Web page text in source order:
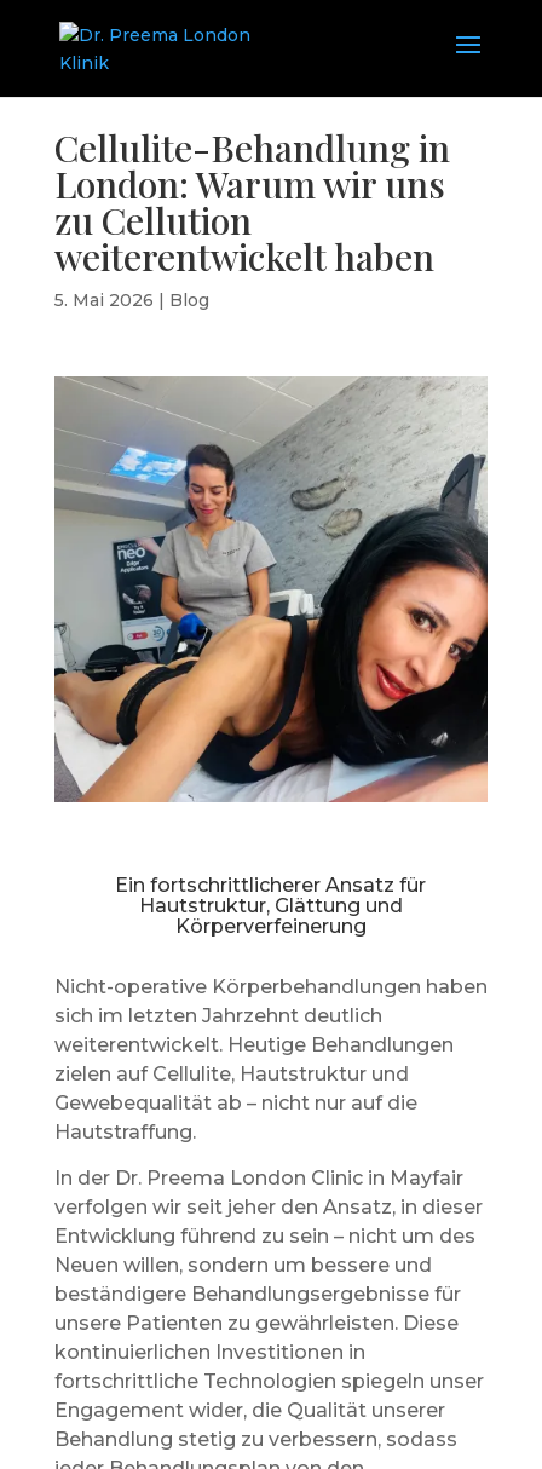
Cellulite-Behandlung in
London: Warum wir uns
zu Cellution
weiterentwickelt haben
5. Mai 2026 | Blog
Ein fortschrittlicherer Ansatz für
Hautstruktur, Glättung und
Körperverfeinerung
Nicht-operative Körperbehandlungen haben
sich im letzten Jahrzehnt deutlich
weiterentwickelt. Heutige Behandlungen
zielen auf Cellulite, Hautstruktur und
Gewebequalität ab – nicht nur auf die
Hautstraffung.
In der Dr. Preema London Clinic in Mayfair
verfolgen wir seit jeher den Ansatz, in dieser
Entwicklung führend zu sein – nicht um des
Neuen willen, sondern um bessere und
beständigere Behandlungsergebnisse für
unsere Patienten zu gewährleisten. Diese
kontinuierlichen Investitionen in
fortschrittliche Technologien spiegeln unser
Engagement wider, die Qualität unserer
Behandlung stetig zu verbessern, sodass